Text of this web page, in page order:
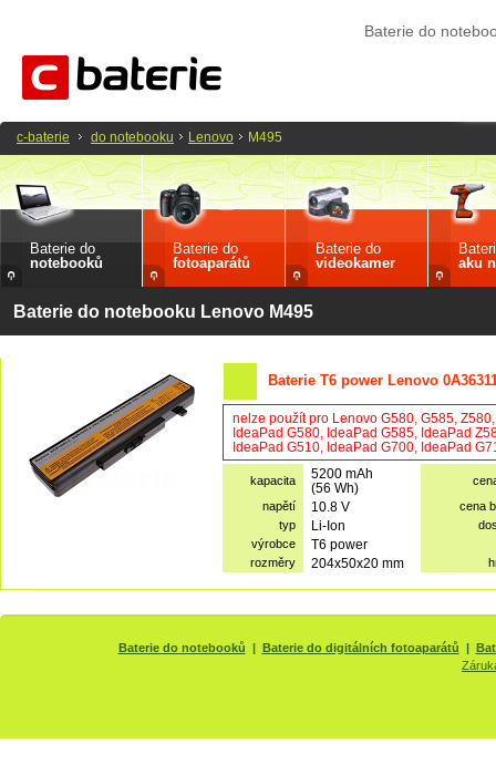
Baterie do
Baterie do
notebooků
Baterie do
fotoaparátů
Baterie do
videokamer
aku
Baterie do notebooku Lenovo M495
Baterie T6 power Lenovo
nelze použít pro Lenovo G580, G585,
IdeaPad G580, IdeaPad G585, IdeaPad
IdeaPad G510, IdeaPad G700, IdeaPad
kapacita
5200 mAh
(56 Wh)
napětí
10.8 V
cena
typ
Li-Ion
výrobce
T6 power
rozměry 204x50x20 mm
c-baterie do notebooku Lenovo M495
Baterie do notebooků | Baterie do digitálních fotoaparátů |